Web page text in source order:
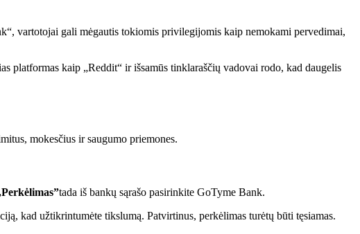
vartotojai gali mėgautis tokiomis privilegijomis kaip nemokami pervedimai,
platformas kaip „Reddit“ ir išsamūs tinklaraščių vadovai rodo, kad daugelis
mokesčius ir saugumo priemones.
tada iš bankų sąrašo pasirinkite GoTyme Bank.
kad užtikrintumėte tikslumą. Patvirtinus, perkėlimas turėtų būti tęsiamas.